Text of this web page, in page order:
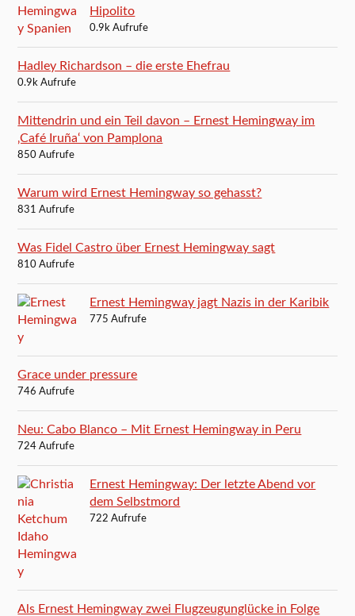
Hipolito
0.9k Aufrufe
Hadley Richardson – die erste Ehefrau
0.9k Aufrufe
Mittendrin und ein Teil davon – Ernest Hemingway im
‚Café Iruña‘ von Pamplona
850 Aufrufe
Warum wird Ernest Hemingway so gehasst?
831 Aufrufe
Was Fidel Castro über Ernest Hemingway sagt
810 Aufrufe
Ernest Hemingway jagt Nazis in der Karibik
775 Aufrufe
Grace under pressure
746 Aufrufe
Neu: Cabo Blanco – Mit Ernest Hemingway in Peru
724 Aufrufe
Ernest Hemingway: Der letzte Abend vor
dem Selbstmord
722 Aufrufe
Als Ernest Hemingway zwei Flugzeugunglücke in Folge